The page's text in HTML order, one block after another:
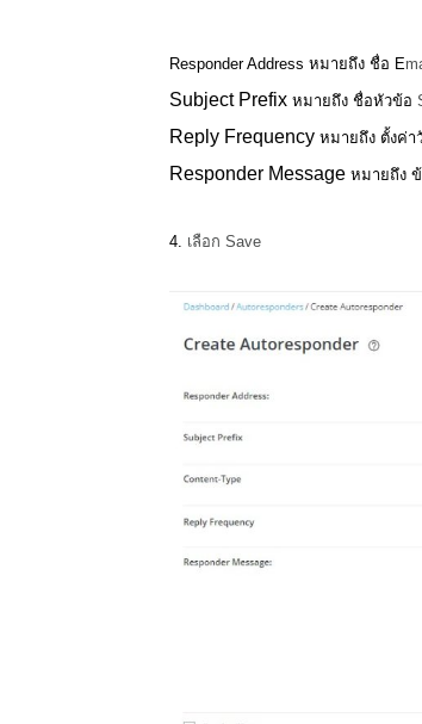
Responder Address หมายถึง ชื่อ E
Subject Prefix หมายถึง ชื่อหัวข้อ
Reply Frequency หมายถึง ตั้งค่า
Responder Message หมายถึง
4. เลือก Save